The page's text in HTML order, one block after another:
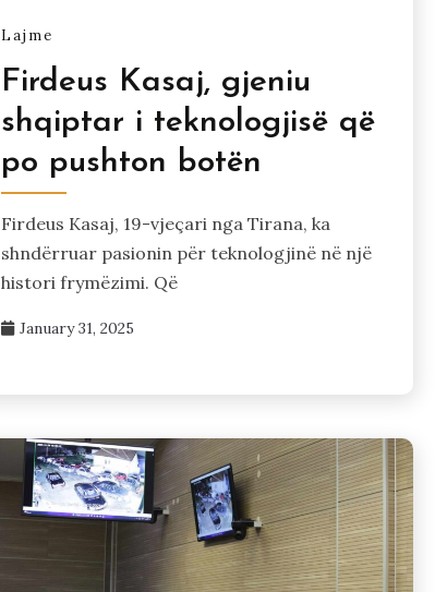
Lajme
Firdeus Kasaj, gjeniu
shqiptar i teknologjisë që
po pushton botën
Firdeus Kasaj, 19-vjeçari nga Tirana, ka
shndërruar pasionin për teknologjinë në një
histori frymëzimi. Që
January 31, 2025